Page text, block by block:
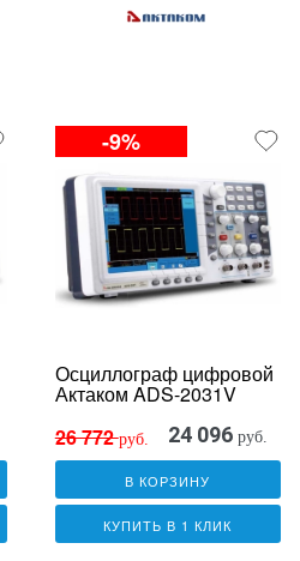
-9%
Осциллограф цифровой
Актаком ADS-2031V
26 772руб. 24 096 руб.
В КОРЗИНУ
КУПИТЬ В 1 КЛИК